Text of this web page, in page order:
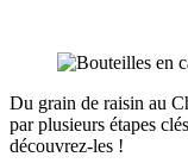
Du grain de raisin au
par plusieurs étapes
découvrez-les !